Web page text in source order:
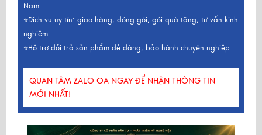
Nam.
⭐Dịch vụ uy tín: giao hàng, đóng gói, gói quà tặng, tư vấn kinh
nghiệm.
⭐Hỗ trợ đổi trả sản phẩm dễ dàng, bảo hành chuyên nghiệp
QUAN TÂM ZALO OA NGAY ĐỂ NHẬN THÔNG TIN
MỚI NHẤT!